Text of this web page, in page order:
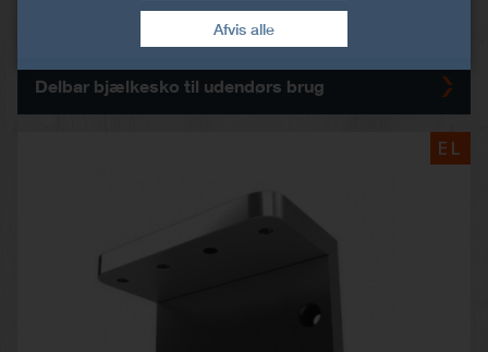
Delbar bjælkesko til udendørs brug
EL
Afvis alle